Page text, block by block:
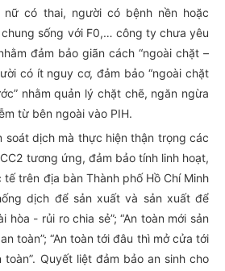
nữ có thai, người có bệnh nền hoặc
sống với F0,… công ty chưa yêu
đảm bảo giãn cách “ngoài chặt –
có ít nguy cơ, đảm bảo “ngoài chặt
nhằm quản lý chặt chẽ, ngăn ngừa
từ bên ngoài vào PIH.
soát dịch mà thực hiện thận trọng các
tương ứng, đảm bảo tính linh hoạt,
trên địa bàn Thành phố Hồ Chí Minh
dịch để sản xuất và sản xuất để
hòa - rủi ro chia sẻ”; “An toàn mới sản
toàn”; “An toàn tới đâu thì mở cửa tới
Quyết liệt đảm bảo an sinh cho